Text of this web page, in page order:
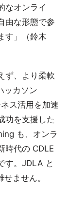
なオンライ
由な形態で参
す」（鈴木
ず、より柔軟
ッカソン
ス活用を加速
功を支援した
も、オンラ
時代の CDLE
す。JDLA と
ません。